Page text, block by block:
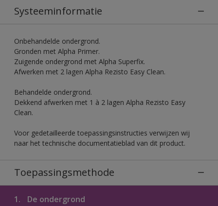
Systeeminformatie
Onbehandelde ondergrond.
Gronden met Alpha Primer.
Zuigende ondergrond met Alpha Superfix.
Afwerken met 2 lagen Alpha Rezisto Easy Clean.
Behandelde ondergrond.
Dekkend afwerken met 1 à 2 lagen Alpha Rezisto Easy
Clean.
Voor gedetailleerde toepassingsinstructies verwijzen wij
naar het technische documentatieblad van dit product.
Toepassingsmethode
1. De ondergrond